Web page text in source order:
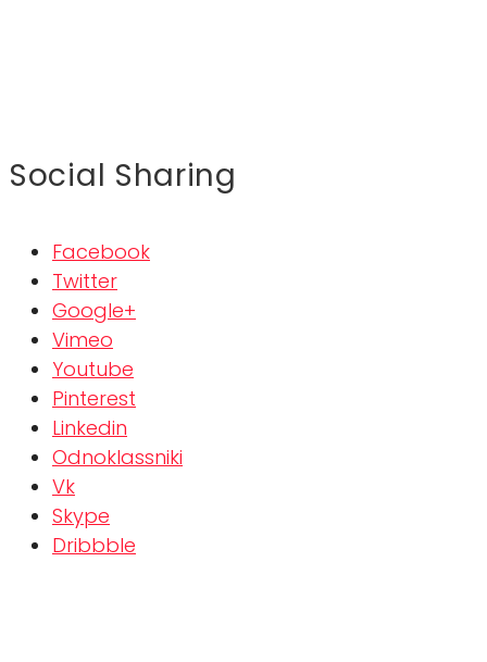
Social Sharing
Facebook
Twitter
Google+
Vimeo
Youtube
Pinterest
Linkedin
Odnoklassniki
Vk
Skype
Dribbble